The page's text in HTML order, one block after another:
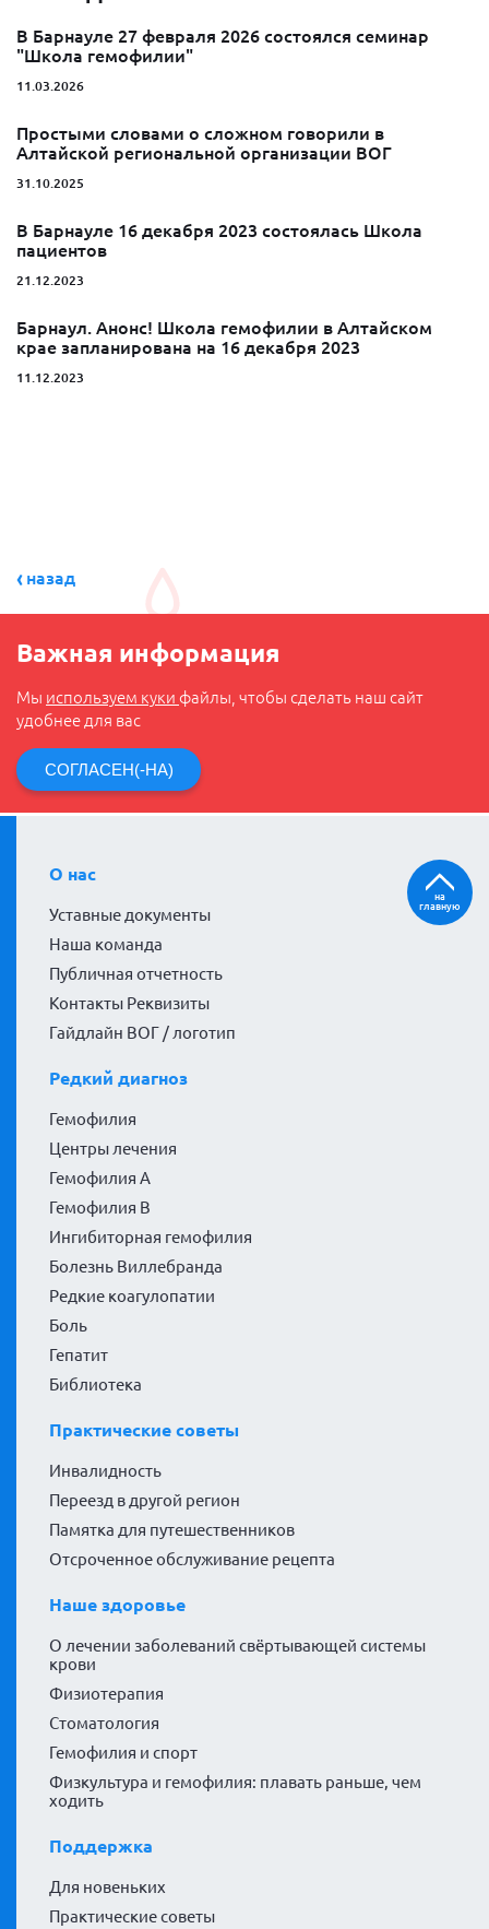
В Барнауле 27 февраля 2026 состоялся семинар
"Школа гемофилии"
11.03.2026
Простыми словами о сложном говорили в
Алтайской региональной организации ВОГ
31.10.2025
В Барнауле 16 декабря 2023 состоялась Школа
пациентов
21.12.2023
Барнаул. Анонс! Школа гемофилии в Алтайском
крае запланирована на 16 декабря 2023
11.12.2023
назад
Важная информация
Мы используем куки файлы, чтобы сделать наш сайт
удобнее для вас
СОГЛАСЕН(-НА)
О нас
Уставные документы
Наша команда
Публичная отчетность
Контакты Реквизиты
Гайдлайн ВОГ / логотип
Редкий диагноз
Гемофилия
Центры лечения
Гемофилия А
Гемофилия В
Ингибиторная гемофилия
Болезнь Виллебранда
Редкие коагулопатии
Боль
Гепатит
Библиотека
Практические советы
Инвалидность
Переезд в другой регион
Памятка для путешественников
Отсроченное обслуживание рецепта
Наше здоровье
О лечении заболеваний свёртывающей системы
крови
Физиотерапия
Стоматология
Гемофилия и спорт
Физкультура и гемофилия: плавать раньше, чем
ходить
Поддержка
Для новеньких
Практические советы
на
главную